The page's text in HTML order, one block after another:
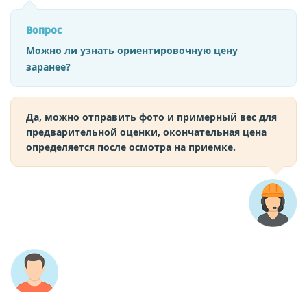
Вопрос
Можно ли узнать ориентировочную цену
заранее?
Да, можно отправить фото и примерный вес для
предварительной оценки, окончательная цена
определяется после осмотра на приемке.